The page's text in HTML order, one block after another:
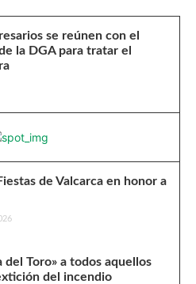
se reúnen con el
la DGA para tratar el
de Valcarca en honor a
del Toro» a todos aquellos
del incendio